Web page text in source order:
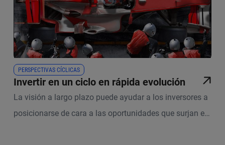
PERSPECTIVAS CÍCLICAS
Invertir en un ciclo en rápida evolución
La visión a largo plazo puede ayudar a los inversores a
posicionarse de cara a las oportunidades que surjan en